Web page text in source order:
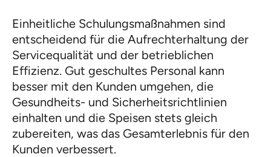
Einheitliche Schulungsmaßnahmen sind
entscheidend für die Aufrechterhaltung der
Servicequalität und der betrieblichen
Effizienz. Gut geschultes Personal kann
besser mit den Kunden umgehen, die
Gesundheits- und Sicherheitsrichtlinien
einhalten und die Speisen stets gleich
zubereiten, was das Gesamterlebnis für den
Kunden verbessert.